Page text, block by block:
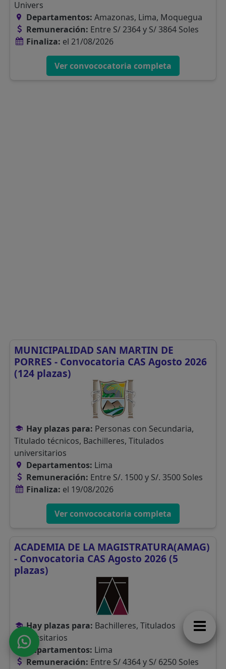
Univers
Departamentos: Amazonas, Lima, Moquegua
Remuneración: Entre S/ 2364 y S/ 3864 Soles
Finaliza: el 21/08/2026
Ver convococatoria completa
MUNICIPALIDAD SAN MARTIN DE
PORRES - Convocatoria CAS Agosto 2026
(124 plazas)
Hay plazas para: Personas con Secundaria,
Titulado técnicos, Bachilleres, Titulados
universitarios
Departamentos: Lima
Remuneración: Entre S/. 1500 y S/. 3500 Soles
Finaliza: el 19/08/2026
Ver convococatoria completa
ACADEMIA DE LA MAGISTRATURA(AMAG)
- Convocatoria CAS Agosto 2026 (5
plazas)
Hay plazas para: Bachilleres, Titulados
Universitarios
Departamentos: Lima
Remuneración: Entre S/ 4364 y S/ 6250 Soles